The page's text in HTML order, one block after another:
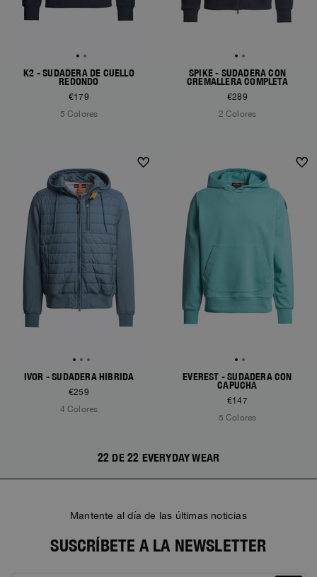
K2 - SUDADERA DE CUELLO
REDONDO
€179
5 Colores
SPIKE - SUDADERA CON
CREMALLERA COMPLETA
€289
2 Colores
IVOR - SUDADERA HÍBRIDA
€259
4 Colores
EVEREST - SUDADERA CON
CAPUCHA
€147
5 Colores
22 DE 22 EVERYDAY WEAR
Mantente al día de las últimas noticias
SUSCRÍBETE A LA NEWSLETTER